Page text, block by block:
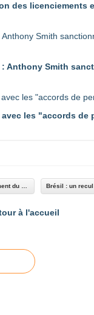
des licenciements
Anthony Smith
les "accords de
à l'accueil